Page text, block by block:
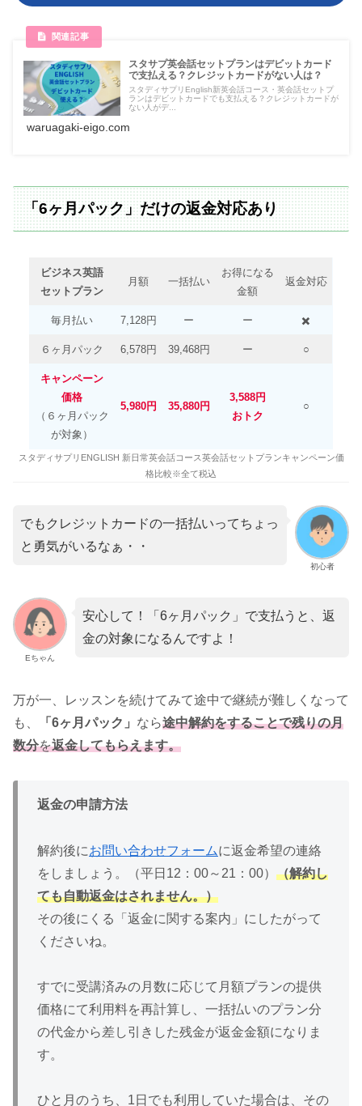
スタサプ英会話セットプランはデビットカード
で支払える？クレジットカードがない人は？
スタディサプリEnglish新英会話コース・英会話セットプ
ランはデビットカードでも支払える？クレジットカードが
ない人がデ...
waruagaki-eigo.com
「6ヶ月パック」だけの返金対応あり
ビジネス英語
セットプラン
月額 一括払い
お得になる
金額
返金対応
毎月払い 7,128円 ー ー ✖️
６ヶ月パック 6,578円 39,468円 ー ○
キャンペーン
価格
（６ヶ月パック
が対象）
5,980円 35,880円
3,588円
おトク
○
スタディサプリENGLISH 新日常英会話コース英会話セットプランキャンペーン価
格比較※全て税込
初心者
でもクレジットカードの一括払いってちょっ
と勇気がいるなぁ・・
Eちゃん
安心して！「6ヶ月パック」で支払うと、返
金の対象になるんですよ！
万が一、レッスンを続けてみて途中で継続が難しくなって
も、
「6ヶ月パック」 なら途中解約をすることで残りの月
数分を返金してもらえます。
返金の申請方法
解約後にお問い合わせフォームに返金希望の連絡
をしましょう。（平日12：00～21：00） （解約し
ても自動返金はされません。）
その後にくる「返金に関する案内」にしたがって
くださいね。
すでに受講済みの月数に応じて月額プランの提供
価格にて利用料を再計算し、一括払いのプラン分
の代金から差し引きした残金が返金金額になりま
す。
ひと月のうち、1日でも利用していた場合は、その